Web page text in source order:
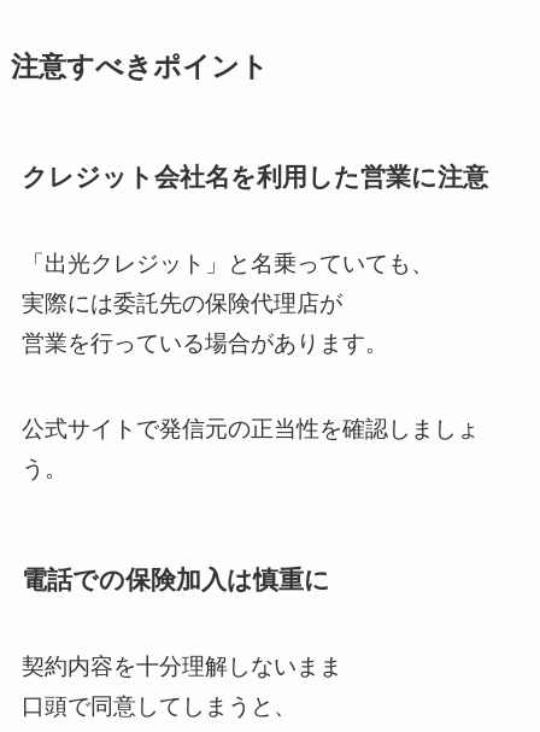
注意すべきポイント
クレジット会社名を利用した営業に注意
「出光クレジット」と名乗っていても、
実際には委託先の保険代理店が
営業を行っている場合があります。
公式サイトで発信元の正当性を確認しましょ
う。
電話での保険加入は慎重に
契約内容を十分理解しないまま
口頭で同意してしまうと、